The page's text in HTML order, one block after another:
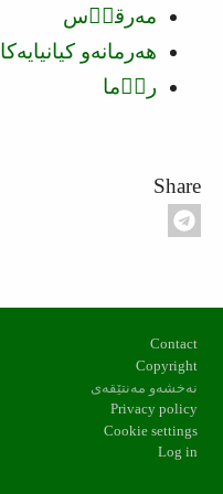
مه‌رقوٙس
ھه‌رمانه‌و كیانیایه‌كا
روٙما
Share
Contact
Copyright
نه‌خشه‌و مه‌نتێقه‌ی
Privacy policy
Cookie settings
Log in